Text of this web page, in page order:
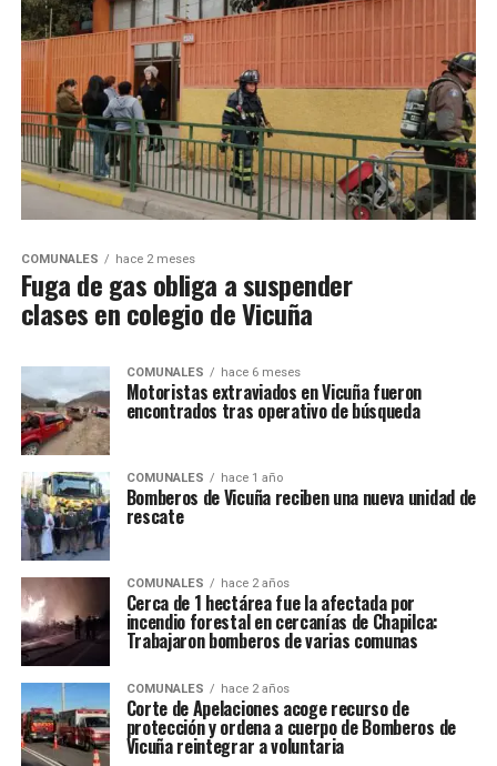
COMUNALES hace 2 meses
Fuga de gas obliga a suspender
clases en colegio de Vicuña
COMUNALES hace 6 meses
Motoristas extraviados en Vicuña fueron
encontrados tras operativo de búsqueda
COMUNALES hace 1 año
Bomberos de Vicuña reciben una nueva unidad de
rescate
COMUNALES hace 2 años
Cerca de 1 hectárea fue la afectada por
incendio forestal en cercanías de Chapilca:
Trabajaron bomberos de varias comunas
COMUNALES hace 2 años
Corte de Apelaciones acoge recurso de
protección y ordena a cuerpo de Bomberos de
Vicuña reintegrar a voluntaria